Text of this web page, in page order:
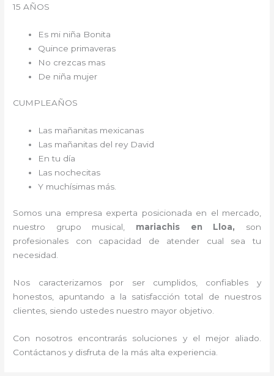
15 AÑOS
Es mi niña Bonita
Quince primaveras
No crezcas mas
De niña mujer
CUMPLEAÑOS
Las mañanitas mexicanas
Las mañanitas del rey David
En tu día
Las nochecitas
Y muchísimas más.
Somos una empresa experta posicionada en el mercado,
nuestro grupo musical, mariachis en Lloa, son
profesionales con capacidad de atender cual sea tu
necesidad.
Nos caracterizamos por ser cumplidos, confiables y
honestos, apuntando a la satisfacción total de nuestros
clientes, siendo ustedes nuestro mayor objetivo.
Con nosotros encontrarás soluciones y el mejor aliado.
Contáctanos y disfruta de la más alta experiencia.